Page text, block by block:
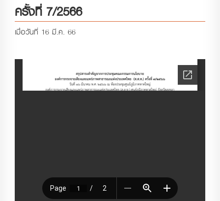
ครั้งที่ 7/2566
เมื่อวันที่ 16 มี.ค. 66